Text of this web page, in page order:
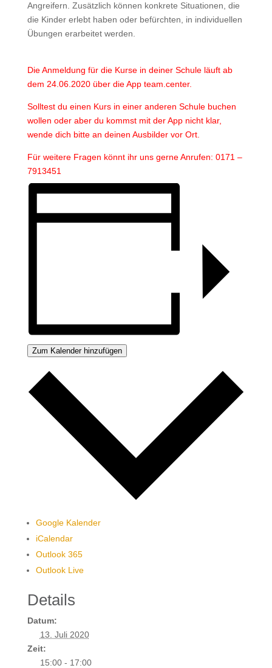
Angreifern. Zusätzlich können konkrete Situationen, die
die Kinder erlebt haben oder befürchten, in individuellen
Übungen erarbeitet werden.
Die Anmeldung für die Kurse in deiner Schule läuft ab
dem 24.06.2020 über die App team.center.
Solltest du einen Kurs in einer anderen Schule buchen
wollen oder aber du kommst mit der App nicht klar,
wende dich bitte an deinen Ausbilder vor Ort.
Für weitere Fragen könnt ihr uns gerne Anrufen: 0171 –
7913451
Zum Kalender hinzufügen
Google Kalender
iCalendar
Outlook 365
Outlook Live
Details
Datum:
13. Juli 2020
Zeit:
15:00 - 17:00